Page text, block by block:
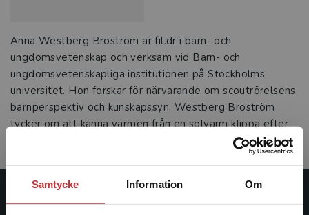
Samtycke Information Om
Anna Westberg Broström är fil.dr i barn- och
ungdomsvetenskap och verksam vid Barn- och
ungdomsvetenskapliga institutionen på Stockholms
universitet. Hon forskar för närvarande om scoutrörelsens
barnperspektiv och kunskapssyn. Westberg Broström
tycker om att känna värmen från en solvarm klippa efter
Studentlitteratur